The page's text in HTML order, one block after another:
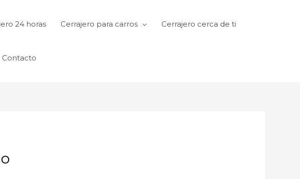
24 horas Cerrajero para carros Cerrajero cerca de ti
Contacto